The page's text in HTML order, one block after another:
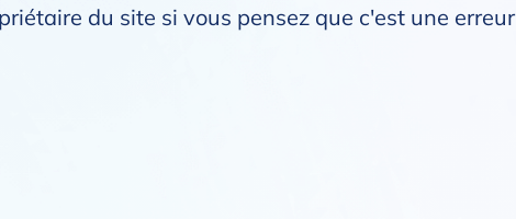
du site si vous pensez que c'est une erreur